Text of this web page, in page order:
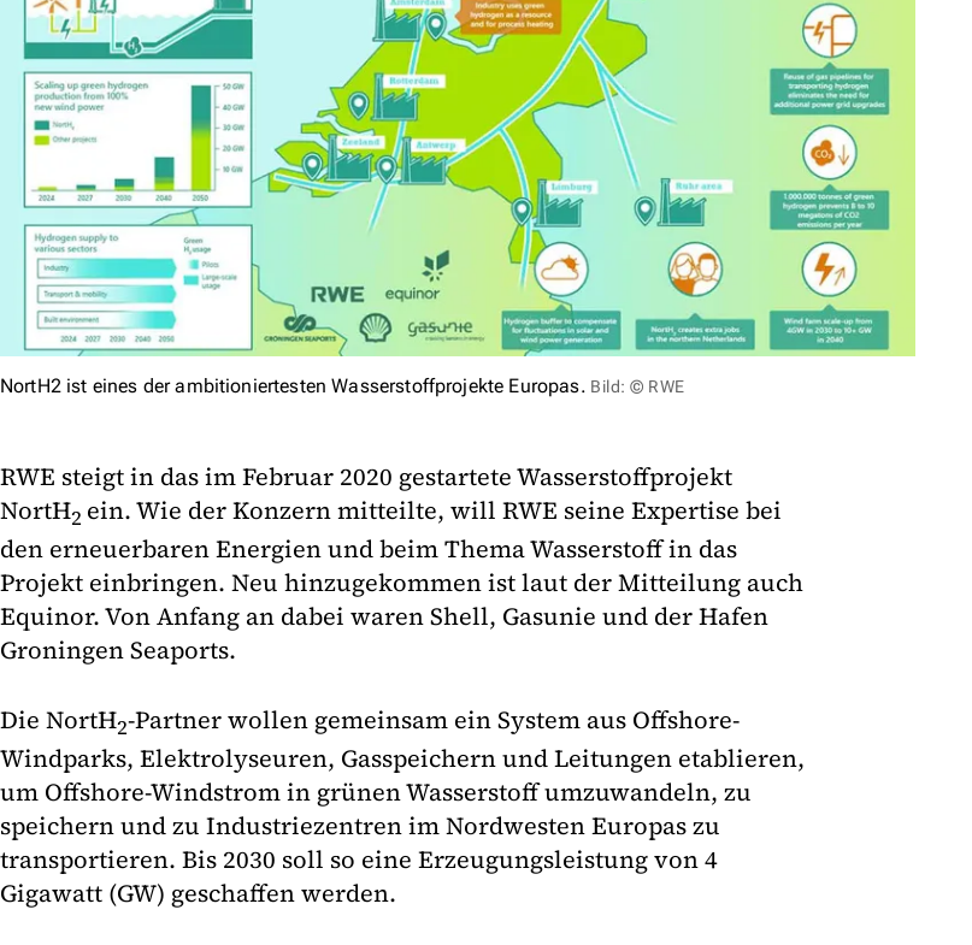
NortH2 ist eines der ambitioniertesten Wasserstoffprojekte Europas. Bild: © RWE
RWE steigt in das im Februar 2020 gestartete Wasserstoffprojekt
NortH2 ein. Wie der Konzern mitteilte, will RWE seine Expertise bei
den erneuerbaren Energien und beim Thema Wasserstoff in das
Projekt einbringen. Neu hinzugekommen ist laut der Mitteilung auch
Equinor. Von Anfang an dabei waren Shell, Gasunie und der Hafen
Groningen Seaports.
Die NortH2-Partner wollen gemeinsam ein System aus Offshore-
Windparks, Elektrolyseuren, Gasspeichern und Leitungen etablieren,
um Offshore-Windstrom in grünen Wasserstoff umzuwandeln, zu
speichern und zu Industriezentren im Nordwesten Europas zu
transportieren. Bis 2030 soll so eine Erzeugungsleistung von 4
Gigawatt (GW) geschaffen werden.